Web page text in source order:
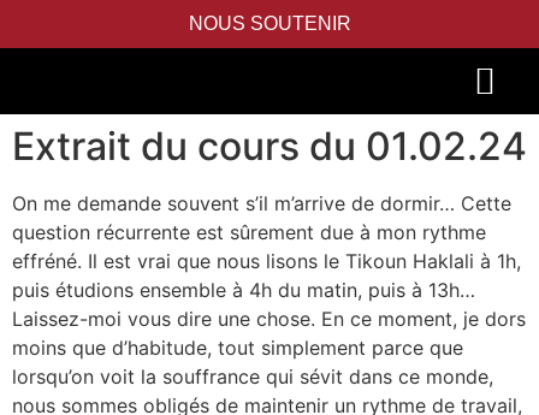
NOUS SOUTENIR
Extrait du cours du 01.02.24
On me demande souvent s’il m’arrive de dormir… Cette
question récurrente est sûrement due à mon rythme
effréné. Il est vrai que nous lisons le Tikoun Haklali à 1h,
puis étudions ensemble à 4h du matin, puis à 13h…
Laissez-moi vous dire une chose. En ce moment, je dors
moins que d’habitude, tout simplement parce que
lorsqu’on voit la souffrance qui sévit dans ce monde,
nous sommes obligés de maintenir un rythme de travail,